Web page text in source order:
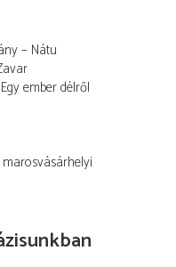
– Nátu
ember délről